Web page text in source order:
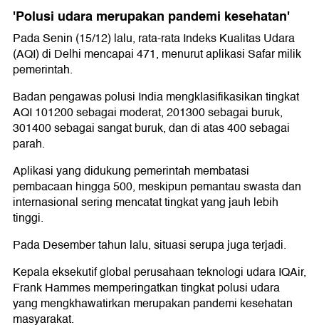
'Polusi udara merupakan pandemi kesehatan'
Pada Senin (15/12) lalu, rata-rata Indeks Kualitas Udara
(AQI) di Delhi mencapai 471, menurut aplikasi Safar milik
pemerintah.
Badan pengawas polusi India mengklasifikasikan tingkat
AQI 101200 sebagai moderat, 201300 sebagai buruk,
301400 sebagai sangat buruk, dan di atas 400 sebagai
parah.
Aplikasi yang didukung pemerintah membatasi
pembacaan hingga 500, meskipun pemantau swasta dan
internasional sering mencatat tingkat yang jauh lebih
tinggi.
Pada Desember tahun lalu, situasi serupa juga terjadi.
Kepala eksekutif global perusahaan teknologi udara IQAir,
Frank Hammes memperingatkan tingkat polusi udara
yang mengkhawatirkan merupakan pandemi kesehatan
masyarakat.